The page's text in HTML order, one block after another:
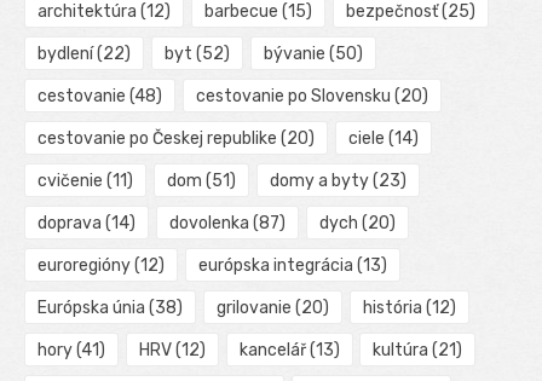
architektúra (12) barbecue (15) bezpečnosť(25)
bydlení(22) byt (52) bývanie (50)
cestovanie (48) cestovanie po Slovensku (20)
cestovanie po Českej republike (20) ciele (14)
cvičenie (11) dom (51) domy a byty(23)
doprava (14) dovolenka (87) dych (20)
euroregióny(12) európska integrácia (13)
Európska únia (38) grilovanie (20) história (12)
hory(41) HRV(12) kancelář(13) kultúra (21)